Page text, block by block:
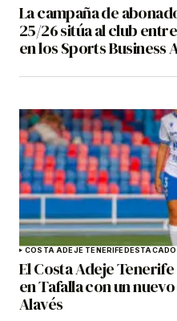
La campaña de
25/26 sitúa al club
en los Sports Business
COSTA ADEJE TENERIFE
El Costa Adeje
en Tafalla con un
Alavés